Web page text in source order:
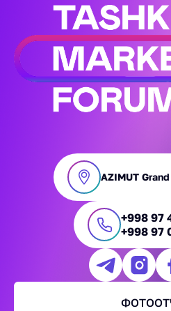
AZIMUT
+998 97
+998 97